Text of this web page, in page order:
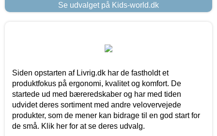
Se udvalget på Kids-world.dk
Siden opstarten af Livrig.dk har de fastholdt et
produktfokus på ergonomi, kvalitet og komfort. De
startede ud med bæreredskaber og har med tiden
udvidet deres sortiment med andre velovervejede
produkter, som de mener kan bidrage til en god start for
de små. Klik her for at se deres udvalg.